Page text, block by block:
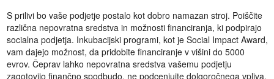
S prilivi bo vaše podjetje postalo kot dobro namazan stroj. Poiščite
različna nepovratna sredstva in možnosti financiranja, ki podpirajo
socialna podjetja. Inkubacijski programi, kot je Social Impact Award,
vam dajejo možnost, da pridobite financiranje v višini do 5000
evrov. Čeprav lahko nepovratna sredstva vašemu podjetju
zagotovijo finančno spodbudo, ne podcenjujte dolgoročnega vpliva,